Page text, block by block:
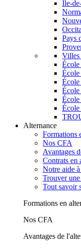
Île-
Pays
Villes
École
École
École
École
École
École
Alternance
Formations
Nos CFA
Avantages
Contrats en
Notre aide
Trouver
Tout savoir
Formations en
Nos CFA
Avantages de